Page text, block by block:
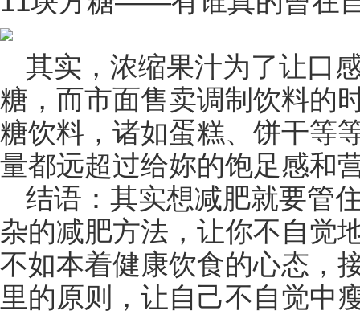
其实，浓缩果汁为了让口
糖，而市面售卖调制饮料的
糖饮料，诸如蛋糕、饼干等
量都远超过给妳的饱足感和
结语：其实想减肥就要管
杂的减肥方法，让你不自觉
不如本着健康饮食的心态，
里的原则，让自己不自觉中